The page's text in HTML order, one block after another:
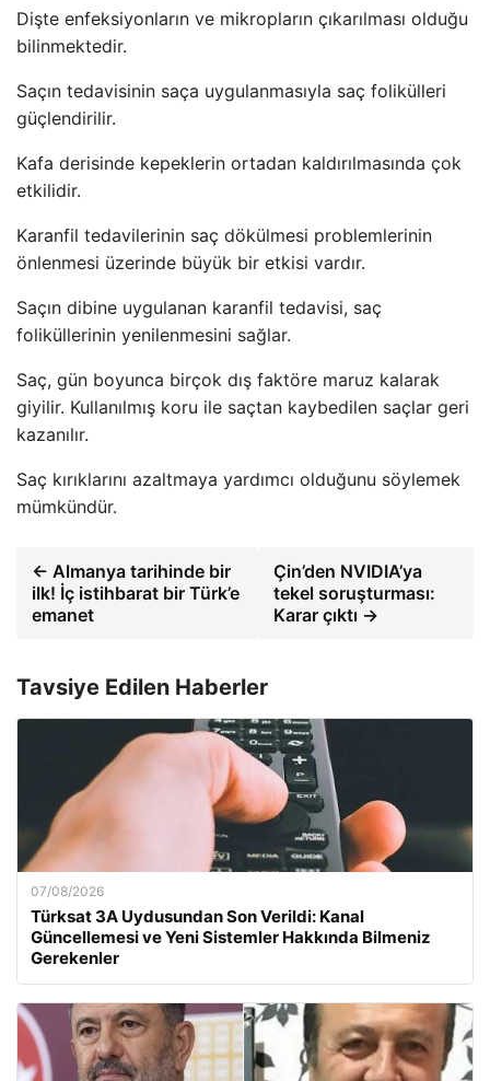
Dişte enfeksiyonların ve mikropların çıkarılması olduğu
bilinmektedir.
Saçın tedavisinin saça uygulanmasıyla saç folikülleri
güçlendirilir.
Kafa derisinde kepeklerin ortadan kaldırılmasında çok
etkilidir.
Karanfil tedavilerinin saç dökülmesi problemlerinin
önlenmesi üzerinde büyük bir etkisi vardır.
Saçın dibine uygulanan karanfil tedavisi, saç
foliküllerinin yenilenmesini sağlar.
Saç, gün boyunca birçok dış faktöre maruz kalarak
giyilir. Kullanılmış koru ile saçtan kaybedilen saçlar geri
kazanılır.
Saç kırıklarını azaltmaya yardımcı olduğunu söylemek
mümkündür.
← Almanya tarihinde bir
ilk! İç istihbarat bir Türk’e
emanet
Çin’den NVIDIA’ya
tekel soruşturması:
Karar çıktı →
Tavsiye Edilen Haberler
07/08/2026
Türksat 3A Uydusundan Son Verildi: Kanal
Güncellemesi ve Yeni Sistemler Hakkında Bilmeniz
Gerekenler